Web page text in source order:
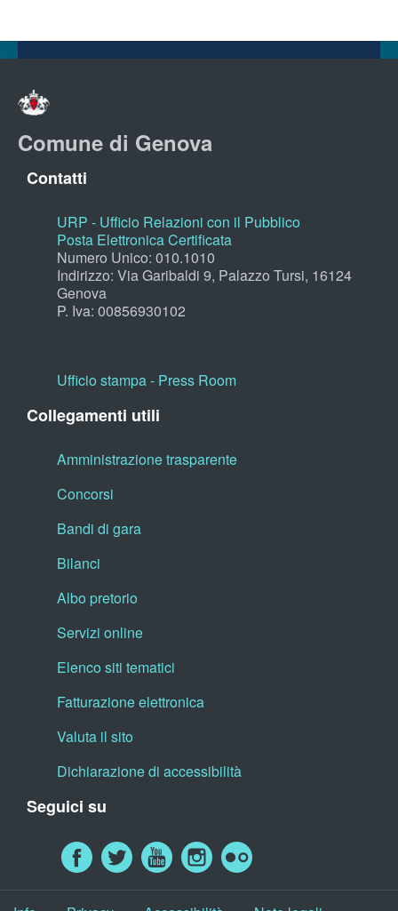
Comune di Genova
Contatti
URP - Ufficio Relazioni con il Pubblico
Posta Elettronica Certificata
Numero Unico: 010.1010
Indirizzo: Via Garibaldi 9, Palazzo Tursi, 16124
Genova
P. Iva: 00856930102
Ufficio stampa - Press Room
Collegamenti utili
Amministrazione trasparente
Concorsi
Bandi di gara
Bilanci
Albo pretorio
Servizi online
Elenco siti tematici
Fatturazione elettronica
Valuta il sito
Dichiarazione di accessibilità
Seguici su